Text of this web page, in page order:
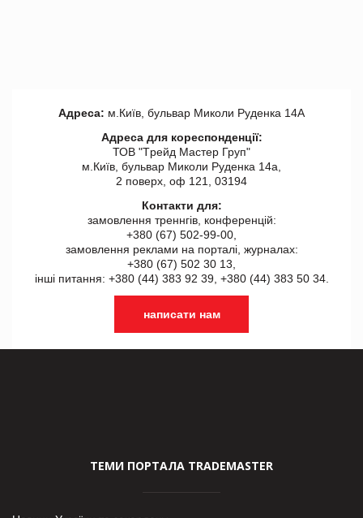
Адреса: м.Київ, бульвар Миколи Руденка 14А
Адреса для кореспонденції:
ТОВ "Tрейд Мастер Груп"
м.Київ, бульвар Миколи Руденка 14а,
2 поверх, оф 121, 03194
Контакти для:
замовлення треннгів, конференцій:
+380 (67) 502-99-00,
замовлення реклами на порталі, журналах:
+380 (67) 502 30 13,
інші питання: +380 (44) 383 92 39, +380 (44) 383 50 34.
написати нам
ТЕМИ ПОРТАЛА TRADEMASTER